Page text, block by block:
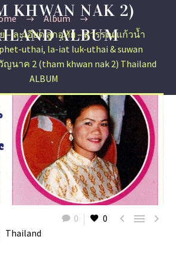
KHWAN NAK 2)
ALBUM
Album
– ละเอียด ลูกอุทัย – สุวรรณ แก้วน้ำ
uthai, la-iat luk-uthai & suwan
ญนาค 2 (tham khwan nak 2) Thailand
ALBUM
0 0   
Thailand